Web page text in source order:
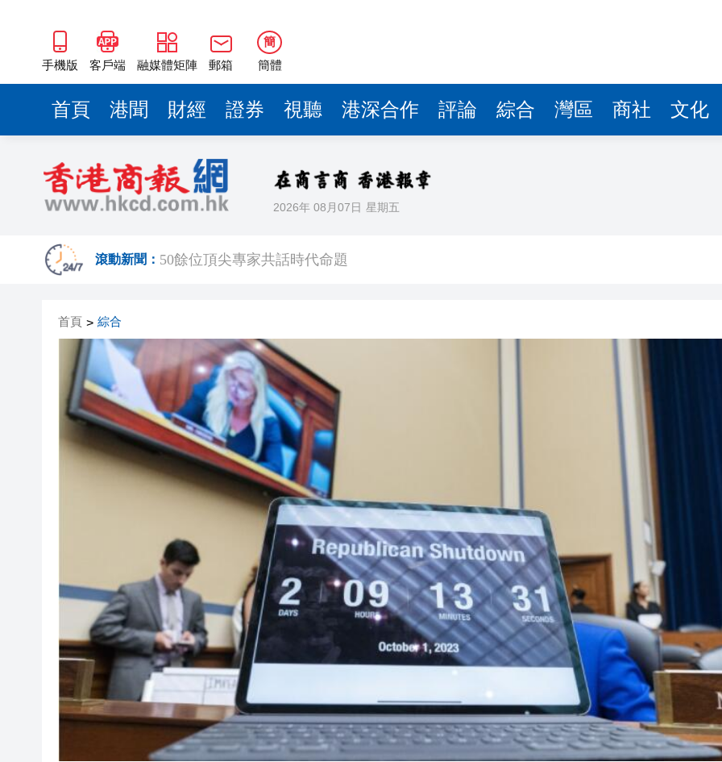
手機版 客戶端 融媒體矩陣 郵箱
簡
簡體
首頁 港聞 財經 證券 視聽 港深合作 評論 綜合 灣區 商社 文化
2026年 08月07日 星期五
滾動新聞：
海南澄邁文儒煥新升級 五組數據見證文儒沉香從傳統邁向現代
梁振英率港區全國政協委員考察團來瓊考察
2025年海南儋州以舊換新帶動消費約18億元
瀋陽鐵西校園閱讀活動解鎖閱讀新玩法
黎智英案｜吳良好：依法公正處理黎智英求情 罪證如山豈能妄想輕判
50餘位頂尖專家共話時代命題
2025年海南儋州以舊換新帶動消費約18億元
山東26戶省屬國企去年合計營收2.58萬億 利潤總額近936億
瀋陽鐵西校園閱讀活動解鎖閱讀新玩法
黎智英案｜吳良好：依法公正處理黎智英求情 罪證如山豈能妄想輕判
騰出更多時間專注做好宏福苑火災獨立委員會工作 李家超暫停3項公職委任
50餘位頂尖專家共話時代命題
海南澄邁文儒煥新升級 五組數據見證文儒沉香從傳統邁向現代
梁振英率港區全國政協委員考察團來瓊考察
2025年海南儋州以舊換新帶動消費約18億元
山東26戶省屬國企去年合計營收2.58萬億 利潤總額近936億
瀋陽鐵西校園閱讀活動解鎖閱讀新玩法
首頁 > 綜合